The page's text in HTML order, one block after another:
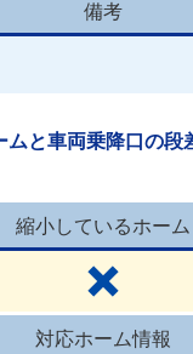
備考
ムと車両乗降口の段
縮小しているホーム
対応ホーム情報